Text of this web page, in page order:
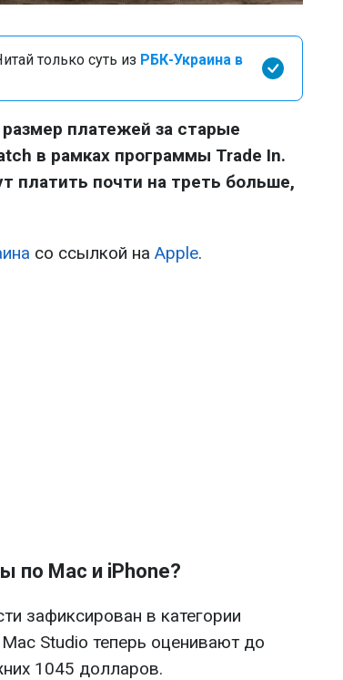
только суть из РБК-Украина в
платежей за старые
в рамках программы Trade In.
платить почти на треть больше,
со ссылкой на Apple.
по Mac и iPhone?
зафиксирован в категории
Studio теперь оценивают до
1045 долларов.